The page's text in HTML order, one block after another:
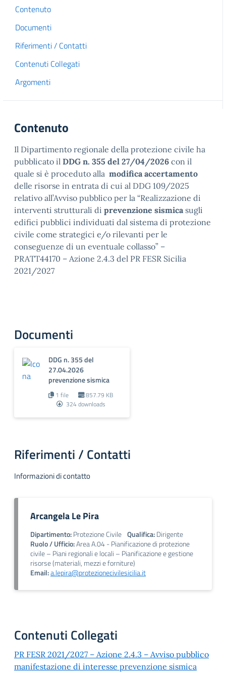
Contenuto
Documenti
Riferimenti / Contatti
Contenuti Collegati
Argomenti
Contenuto
Il Dipartimento regionale della protezione civile ha
pubblicato il DDG n. 355 del 27/04/2026 con il
quale si è proceduto alla modifica accertamento
delle risorse in entrata di cui al DDG 109/2025
relativo all’Avviso pubblico per la “Realizzazione di
interventi strutturali di prevenzione sismicasugli
edifici pubblici individuati dal sistema di protezione
civile come strategici e/o rilevanti per le
conseguenze di un eventuale collasso” –
PRATT44170 – Azione 2.4.3 del PR FESR Sicilia
2021/2027
Documenti
DDG n. 355 del
27.04.2026
prevenzione sismica
1 file
857.79 KB
324 downloads
Riferimenti / Contatti
Informazioni di contatto
Arcangela Le Pira
Dipartimento:Protezione Civile Qualifica:Dirigente
Ruolo / Ufficio:Area A.04 - Pianificazione di protezione
civile – Piani regionali e locali – Pianificazione e gestione
risorse (materiali, mezzi e forniture)
Email:a.lepira@protezionecivilesicilia.it
Contenuti Collegati
PR FESR 2021/2027 – Azione 2.4.3 – Avviso pubblico
manifestazione di interesse prevenzione sismica